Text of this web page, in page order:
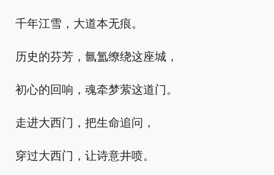
千年江雪，大道本无痕。
历史的芬芳，氤氲缭绕这座城，
初心的回响，魂牵梦萦这道门。
走进大西门，把生命追问，
穿过大西门，让诗意井喷。